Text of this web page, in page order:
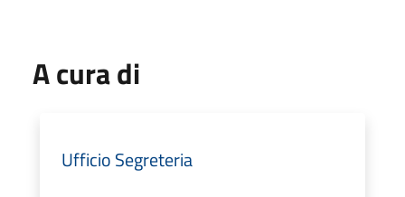
A cura di
Ufficio Segreteria